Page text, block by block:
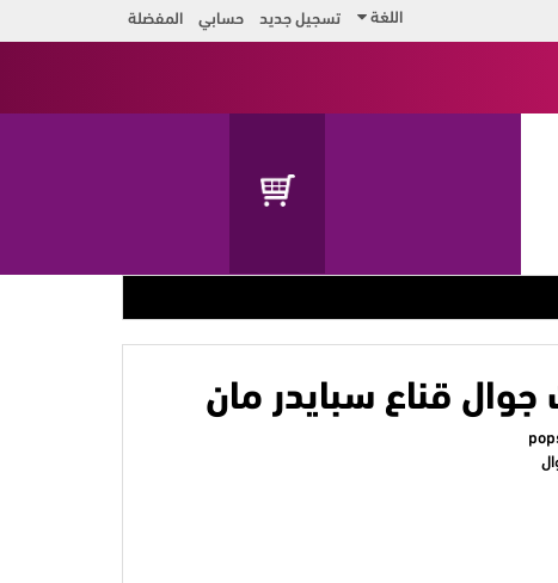
اللغة تسجيل جديد حسابي المفضلة
قناع سبايدر مان